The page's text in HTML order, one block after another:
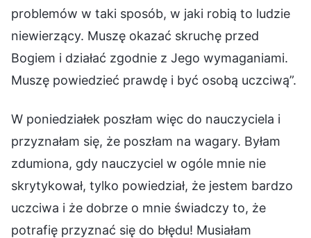
problemów w taki sposób, w jaki robią to ludzie
niewierzący. Muszę okazać skruchę przed
Bogiem i działać zgodnie z Jego wymaganiami.
Muszę powiedzieć prawdę i być osobą uczciwą”.
W poniedziałek poszłam więc do nauczyciela i
przyznałam się, że poszłam na wagary. Byłam
zdumiona, gdy nauczyciel w ogóle mnie nie
skrytykował, tylko powiedział, że jestem bardzo
uczciwa i że dobrze o mnie świadczy to, że
potrafię przyznać się do błędu! Musiałam